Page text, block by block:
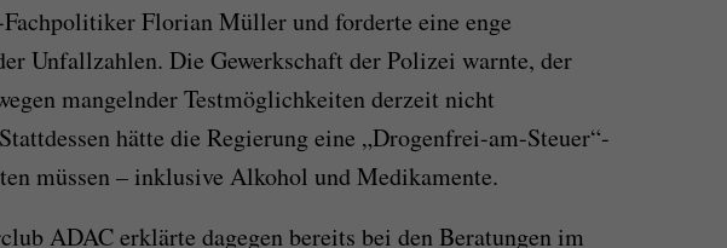
Fachpolitiker Florian Müller und forderte eine enge
Unfallzahlen. Die Gewerkschaft der Polizei warnte, der
mangelnder Testmöglichkeiten derzeit nicht
hätte die Regierung eine „Drogenfrei-am-Steuer“-
müssen – inklusive Alkohol und Medikamente.
ADAC erklärte dagegen bereits bei den Beratungen im